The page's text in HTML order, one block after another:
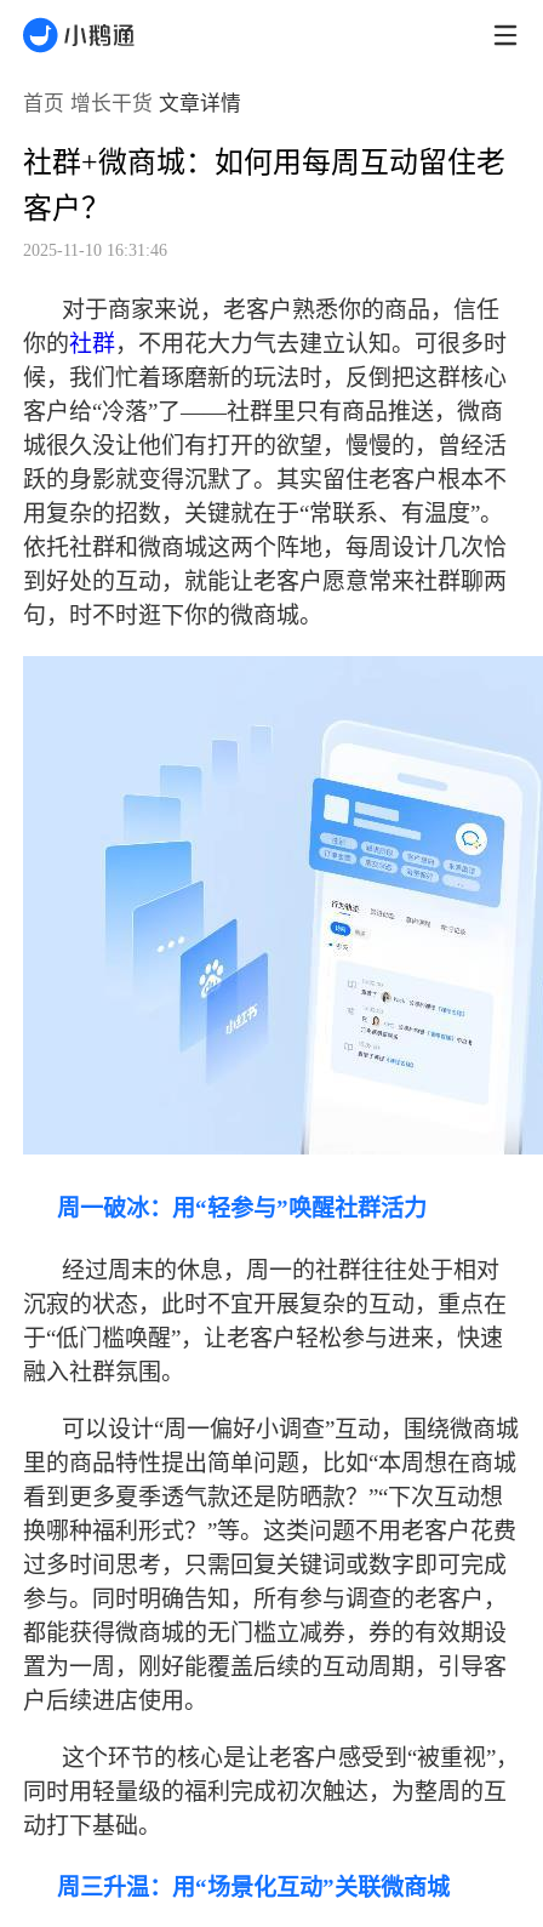
首页 增长干货 文章详情
社群+微商城：如何用每周互动留住老
客户？
2025-11-10 16:31:46
对于商家来说，老客户熟悉你的商品，信任
你的社群，不用花大力气去建立认知。可很多时
候，我们忙着琢磨新的玩法时，反倒把这群核心
客户给“冷落”了——社群里只有商品推送，微商
城很久没让他们有打开的欲望，慢慢的，曾经活
跃的身影就变得沉默了。其实留住老客户根本不
用复杂的招数，关键就在于“常联系、有温度”。
依托社群和微商城这两个阵地，每周设计几次恰
到好处的互动，就能让老客户愿意常来社群聊两
句，时不时逛下你的微商城。
周一破冰：用“轻参与”唤醒社群活力
经过周末的休息，周一的社群往往处于相对
沉寂的状态，此时不宜开展复杂的互动，重点在
于“低门槛唤醒”，让老客户轻松参与进来，快速
融入社群氛围。
可以设计“周一偏好小调查”互动，围绕微商城
里的商品特性提出简单问题，比如“本周想在商城
看到更多夏季透气款还是防晒款？”“下次互动想
换哪种福利形式？”等。这类问题不用老客户花费
过多时间思考，只需回复关键词或数字即可完成
参与。同时明确告知，所有参与调查的老客户，
都能获得微商城的无门槛立减券，券的有效期设
置为一周，刚好能覆盖后续的互动周期，引导客
户后续进店使用。
这个环节的核心是让老客户感受到 “被重视”，
同时用轻量级的福利完成初次触达，为整周的互
动打下基础。
周三升温：用“场景化互动”关联微商城